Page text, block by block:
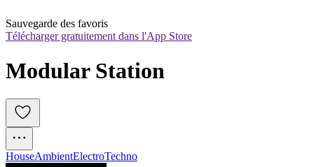
Sauvegarde des favoris
Télécharger gratuitement dans l'App Store
Modular Station
HouseAmbientElectroTechno